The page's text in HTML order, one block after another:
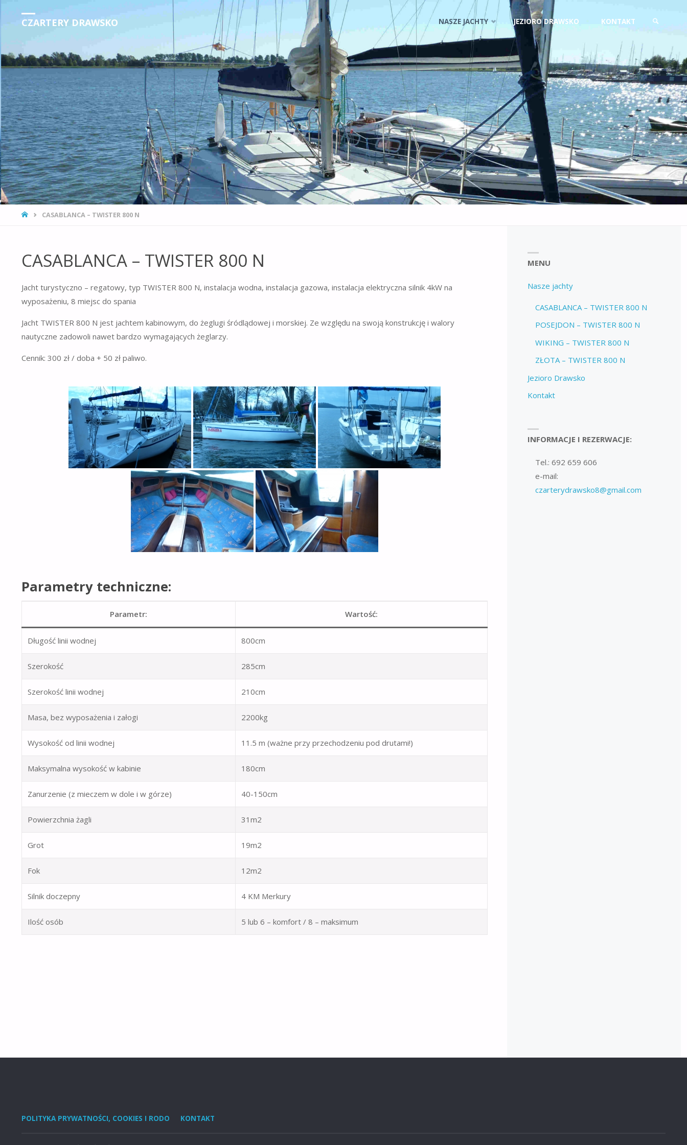
CZARTERY DRAWSKO
Przejdź
do
treści
NASZE JACHTY JEZIORO DRAWSKO KONTAKT
SZUKAJ
STRONA
CASABLANCA – TWISTER 800 N
CASABLANCA – TWISTER 800 N
Jacht turystyczno – regatowy, typ TWISTER 800 N, instalacja wodna, instalacja gazowa, instalacja elektryczna silnik 4kW na
wyposażeniu, 8 miejsc do spania
Jacht TWISTER 800 N jest jachtem kabinowym, do żeglugi śródlądowej i morskiej. Ze względu na swoją konstrukcję i walory
nautyczne zadowoli nawet bardzo wymagających żeglarzy.
Cennik: 300 zł / doba + 50 zł paliwo.
Parametry techniczne:
Parametr: Wartość:
Długość linii wodnej 800cm
Szerokość 285cm
Szerokość linii wodnej 210cm
Masa, bez wyposażenia i załogi 2200kg
Wysokość od linii wodnej 11.5 m (ważne przy przechodzeniu pod drutami!)
Maksymalna wysokość w kabinie 180cm
Zanurzenie (z mieczem w dole i w górze) 40-150cm
Powierzchnia żagli 31m2
Grot 19m2
Fok 12m2
Silnik doczepny 4 KM Merkury
Ilość osób 5 lub 6 – komfort / 8 – maksimum
MENU
Nasze jachty
CASABLANCA – TWISTER 800 N
POSEJDON – TWISTER 800 N
WIKING – TWISTER 800 N
ZŁOTA – TWISTER 800 N
Jezioro Drawsko
Kontakt
INFORMACJE I REZERWACJE:
Tel.: 692 659 606
e-mail:
czarterydrawsko8@gmail.com
POLITYKA PRYWATNOŚCI, COOKIES I RODO KONTAKT